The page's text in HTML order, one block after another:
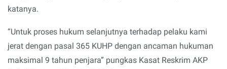
katanya.
“Untuk proses hukum selanjutnya terhadap pelaku kami
jerat dengan pasal 365 KUHP dengan ancaman hukuman
maksimal 9 tahun penjara” pungkas Kasat Reskrim AKP